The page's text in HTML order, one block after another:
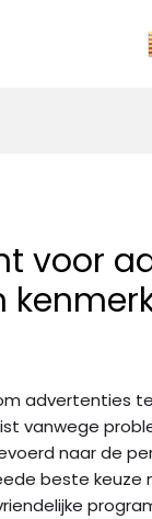
voor
advertenties
vanwege
naar de
beste keuze